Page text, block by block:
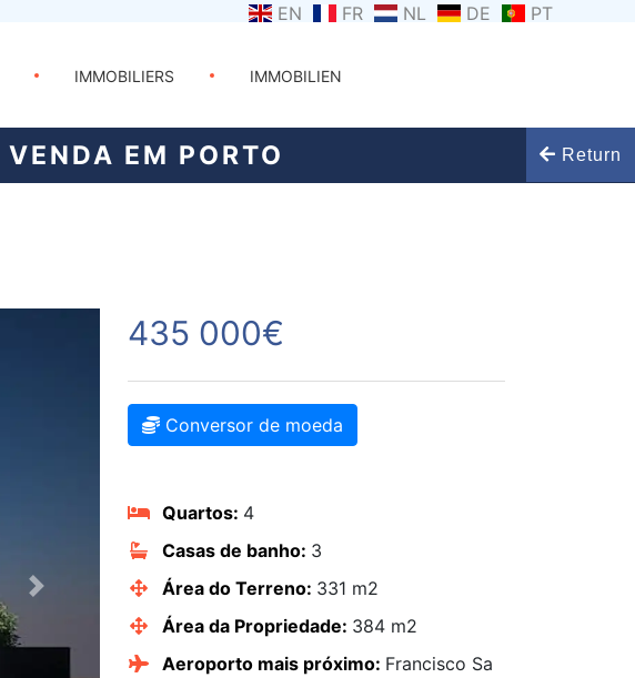
EN FR NL DE PT
IMMOBILIERS IMMOBILIEN
EM PORTO Return
Next
435 000€
Conversor de moeda
Quartos: 4
Casas de banho: 3
Área do Terreno: 331 m2
Área da Propriedade: 384 m2
Aeroporto mais próximo: Francisco Sa